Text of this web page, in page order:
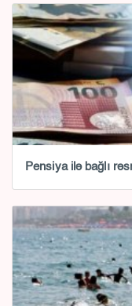
Pensiya ilə bağlı